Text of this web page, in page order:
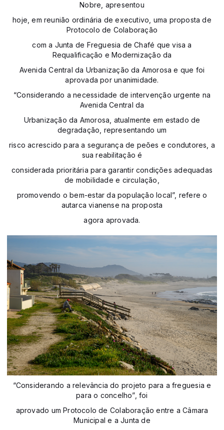
Nobre, apresentou
hoje, em reunião ordinária de executivo, uma proposta de
Protocolo de Colaboração
com a Junta de Freguesia de Chafé que visa a
Requalificação e Modernização da
Avenida Central da Urbanização da Amorosa e que foi
aprovada por unanimidade.
“Considerando a necessidade de intervenção urgente na
Avenida Central da
Urbanização da Amorosa, atualmente em estado de
degradação, representando um
risco acrescido para a segurança de peões e condutores, a
sua reabilitação é
considerada prioritária para garantir condições adequadas
de mobilidade e circulação,
promovendo o bem-estar da população local”, refere o
autarca vianense na proposta
agora aprovada.
“Considerando a relevância do projeto para a freguesia e
para o concelho”, foi
aprovado um Protocolo de Colaboração entre a Câmara
Municipal e a Junta de